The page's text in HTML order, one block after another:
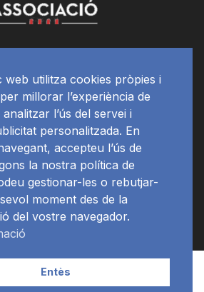
APP Programació
web utilitza cookies pròpies i
millorar l’experiència de
l’ús del servei i
personalitzada. En
accepteu l’ús de
la nostra política de
gestionar-les o rebutjar-
moment des de la
del vostre navegador.
Entès